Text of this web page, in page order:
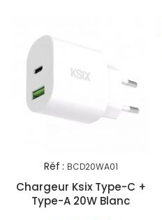
Réf : BCD20WA01
Chargeur Ksix Type-C +
Type-A 20W Blanc